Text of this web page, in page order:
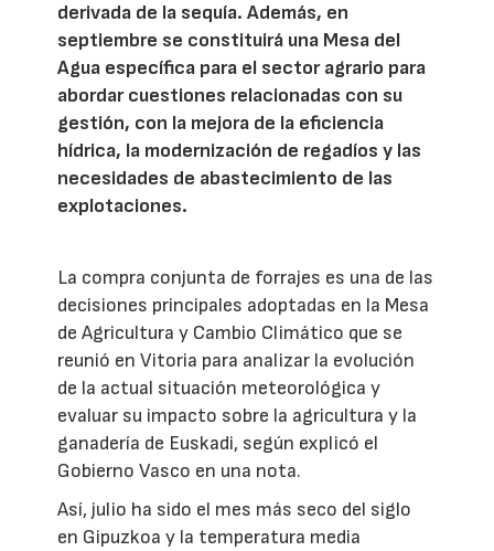
derivada de la sequía. Además, en
septiembre se constituirá una Mesa del
Agua específica para el sector agrario para
abordar cuestiones relacionadas con su
gestión, con la mejora de la eficiencia
hídrica, la modernización de regadíos y las
necesidades de abastecimiento de las
explotaciones.
La compra conjunta de forrajes es una de las
decisiones principales adoptadas en la Mesa
de Agricultura y Cambio Climático que se
reunió en Vitoria para analizar la evolución
de la actual situación meteorológica y
evaluar su impacto sobre la agricultura y la
ganadería de Euskadi, según explicó el
Gobierno Vasco en una nota.
Así, julio ha sido el mes más seco del siglo
en Gipuzkoa y la temperatura media